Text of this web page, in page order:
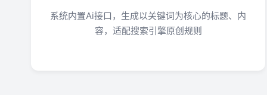
系统内置Ai接口，生成以关键词为核心的标题、内
容，适配搜索引擎原创规则